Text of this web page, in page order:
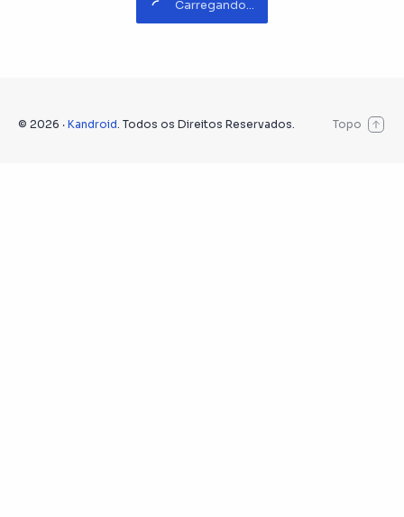
© 2026 ‧ Kandroid. Todos os Direitos Reservados.